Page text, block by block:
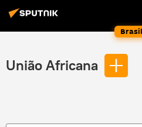
Brasil
União Africana